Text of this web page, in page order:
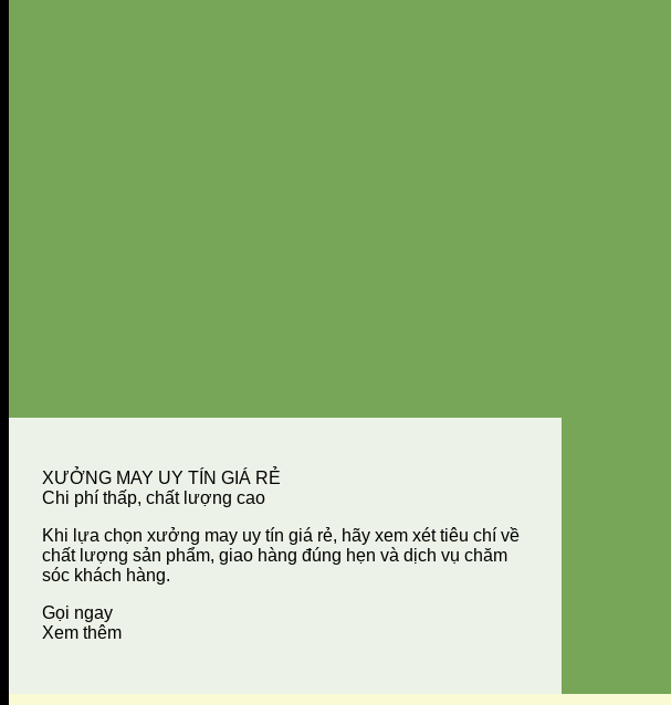
XƯỞNG MAY UY TÍN GIÁ RẺ
Chi phí thấp, chất lượng cao
Khi lựa chọn xưởng may uy tín giá rẻ, hãy xem xét tiêu chí về
chất lượng sản phẩm, giao hàng đúng hẹn và dịch vụ chăm
sóc khách hàng.
Gọi ngay
Xem thêm